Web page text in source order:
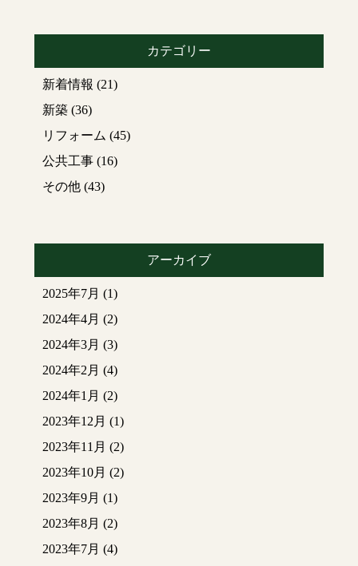
カテゴリー
新着情報 (21)
新築(36)
リフォーム (45)
公共工事(16)
その他(43)
アーカイブ
2025年7月 (1)
2024年4月 (2)
2024年3月 (3)
2024年2月 (4)
2024年1月 (2)
2023年12月 (1)
2023年11月 (2)
2023年10月 (2)
2023年9月 (1)
2023年8月 (2)
2023年7月 (4)